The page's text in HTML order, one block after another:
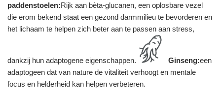
paddenstoelen:Rijk aan bèta-glucanen, een oplosbare vezel
die erom bekend staat een gezond darmmilieu te bevorderen en
het lichaam te helpen zich beter aan te passen aan stress,
dankzij hun adaptogene eigenschappen. Ginseng:een
adaptogeen dat van nature de vitaliteit verhoogt en mentale
focus en helderheid kan helpen verbeteren.